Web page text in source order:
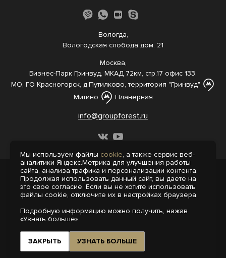
Вологда,
Вологодская слобода дом. 21
Москва,
Бизнес-Парк Гринвуд, МКАД 72км, стр.17 офис 133.
МО, ГО Красногорск, д.Путилково, территория "Гринвуд"
Митино
Планерная
info@groupforest.ru
© 2005-, 2026 Все права защищены
Информация, представленная на сайте,
не является публичной офертой.
Пользовательское соглашение
Интернет-агентство «Пегас»
Поддержка сайта на 1С-Битрикс
Мы используем файлы cookie, а также сервис веб-
аналитики Яндекс.Метрика для улучшения работы
сайта, анализа трафика и персонализации контента.
Продолжая использовать данный сайт, вы даете на
это свое согласие. Если вы не хотите использовать
файлы cookie, отключите их в настройках браузера.
Подробную информацию можно получить, нажав
«Узнать больше».
ЗАКРЫТЬ УЗНАТЬ БОЛЬШЕ